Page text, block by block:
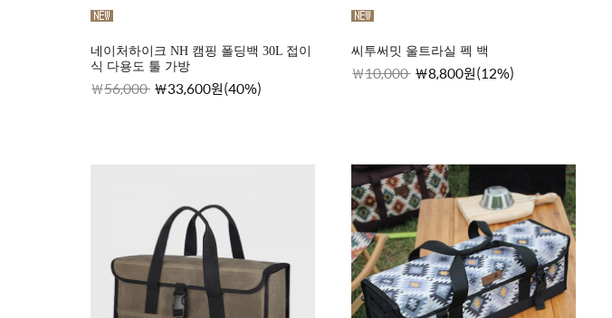
네이처하이크 NH 캠핑 폴딩백 30L 접이
식 다용도 툴 가방
56,000 33,600원(40%)
씨투써밋 울트라실 펙 백
10,000 8,800원(12%)